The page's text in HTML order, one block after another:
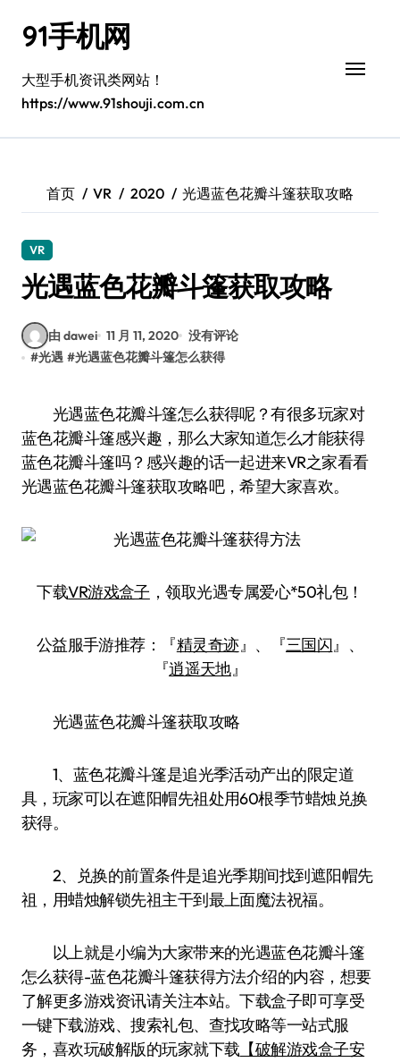
91手机网
大型手机资讯类网站！
https://www.91shouji.com.cn
首页 VR 2020 光遇蓝色花瓣斗篷获取攻略
VR
光遇蓝色花瓣斗篷获取攻略
由 dawei 11 月 11, 2020 没有评论
#光遇 #光遇蓝色花瓣斗篷怎么获得
光遇蓝色花瓣斗篷怎么获得呢？有很多玩家对
蓝色花瓣斗篷感兴趣，那么大家知道怎么才能获得
蓝色花瓣斗篷吗？感兴趣的话一起进来VR之家看看
光遇蓝色花瓣斗篷获取攻略吧，希望大家喜欢。
下载VR游戏盒子 ，领取光遇专属爱心*50礼包！
公益服手游推荐：『精灵奇迹』、『三国闪』、
『逍遥天地』
光遇蓝色花瓣斗篷获取攻略
1、蓝色花瓣斗篷是追光季活动产出的限定道
具，玩家可以在遮阳帽先祖处用60根季节蜡烛兑换
获得。
2、兑换的前置条件是追光季期间找到遮阳帽先
祖，用蜡烛解锁先祖主干到最上面魔法祝福。
以上就是小编为大家带来的光遇蓝色花瓣斗篷
怎么获得-蓝色花瓣斗篷获得方法介绍的内容，想要
了解更多游戏资讯请关注本站。下载盒子即可享受
一键下载游戏、搜索礼包、查找攻略等一站式服
务，喜欢玩破解版的玩家就下载 【破解游戏盒子安